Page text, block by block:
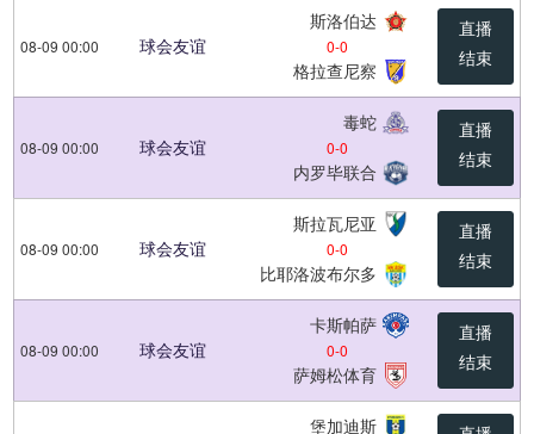
08-09 00:00 球会友谊
斯洛伯达
0-0
格拉查尼察
直播
结束
08-09 00:00 球会友谊
毒蛇
0-0
内罗毕联合
直播
结束
08-09 00:00 球会友谊
斯拉瓦尼亚
0-0
比耶洛波布尔多
直播
结束
08-09 00:00 球会友谊
卡斯帕萨
0-0
萨姆松体育
直播
结束
堡加迪斯